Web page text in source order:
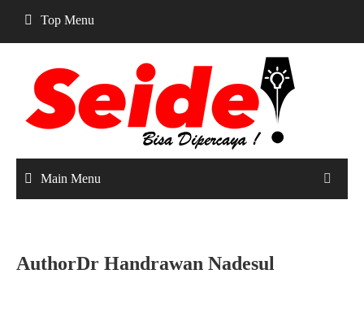
content
Top Menu
Main Menu
AuthorDr Handrawan Nadesul